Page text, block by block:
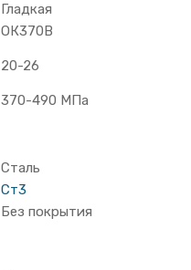
Гладкая
ОК370В
20-26
370-490 МПа
Сталь
Ст3
Без покрытия